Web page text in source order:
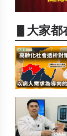
▋大家都